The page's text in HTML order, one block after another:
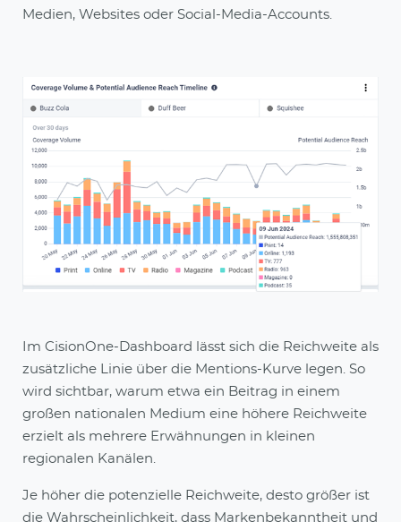
Medien, Websites oder Social-Media-Accounts.
Im CisionOne-Dashboard lässt sich die Reichweite als
zusätzliche Linie über die Mentions-Kurve legen. So
wird sichtbar, warum etwa ein Beitrag in einem
großen nationalen Medium eine höhere Reichweite
erzielt als mehrere Erwähnungen in kleinen
regionalen Kanälen.
Je höher die potenzielle Reichweite, desto größer ist
die Wahrscheinlichkeit, dass Markenbekanntheit und